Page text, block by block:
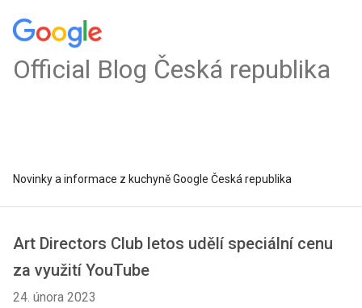
Official Blog Česká republika
Novinky a informace z kuchyně Google Česká republika
Art Directors Club letos udělí speciální cenu
za využití YouTube
24. února 2023